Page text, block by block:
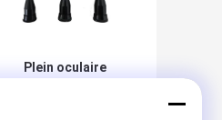
Plein oculaire